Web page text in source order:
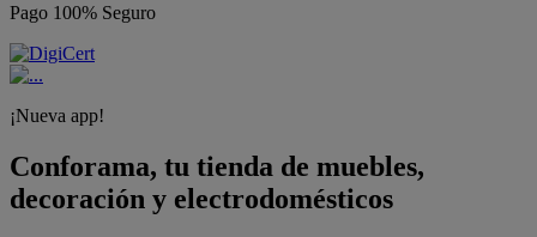
Pago 100% Seguro
¡Nueva app!
Conforama, tu tienda de muebles,
decoración y electrodomésticos